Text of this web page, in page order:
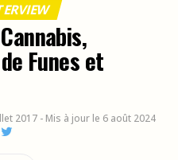
Funes et
2017 - Mis à jour le 6 août 2024